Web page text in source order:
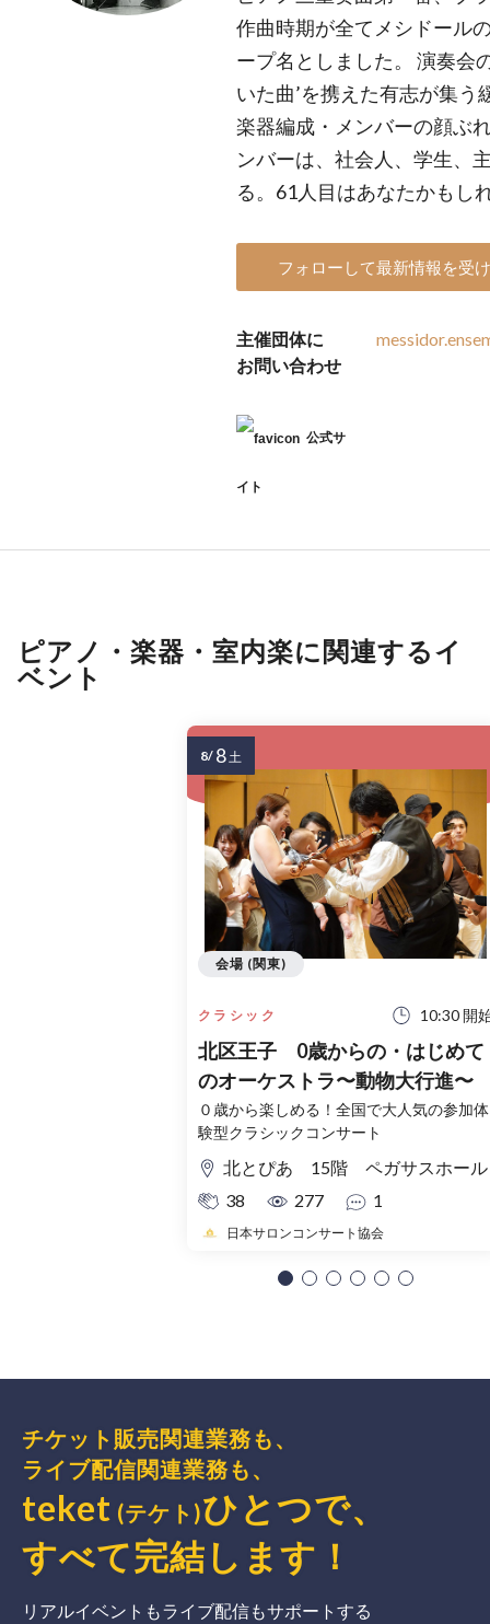
作曲時期が全てメシドール
ープ名としました。 演奏会
いた曲’を携えた有志が集
楽器編成・メンバーの顔ぶ
ンバーは、社会人、学生、
る。61人目はあなたかもし
フォローして最新情報を受
主催団体に
お問い合わせ
公式サ
イト
ピアノ・楽器・室内楽に関連するイ
ベント
クラシック 10:30 開
北区王子 0歳からの・はじめて
のオーケストラ〜動物大行進〜
０歳から楽しめる！全国で大人気の参加体
験型クラシックコンサート
北とぴあ 15階 ペガサスホール
38
277 1
日本サロンコンサート協会
会場 (関東)
8/ 8土
チケット販売関連業務も、
ライブ配信関連業務も、
teket (テケト)ひとつで、
すべて完結 します ！
リアルイベントもライブ配信もサポートする